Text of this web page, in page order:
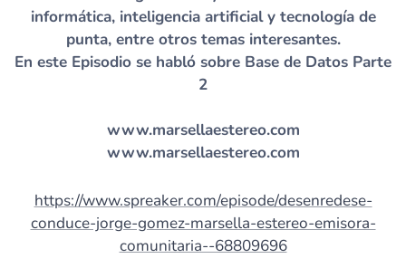
informática, inteligencia artificial y tecnología de
punta, entre otros temas interesantes.
En este Episodio se habló sobre Base de Datos Parte
2
www.marsellaestereo.com
www.marsellaestereo.com
https://www.spreaker.com/episode/desenredese-
conduce-jorge-gomez-marsella-estereo-emisora-
comunitaria--68809696